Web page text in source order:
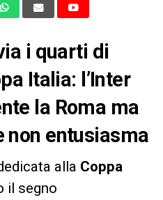
i quarti di
Italia: l’Inter
la Roma ma
non entusiasma
alla Coppa
il segno